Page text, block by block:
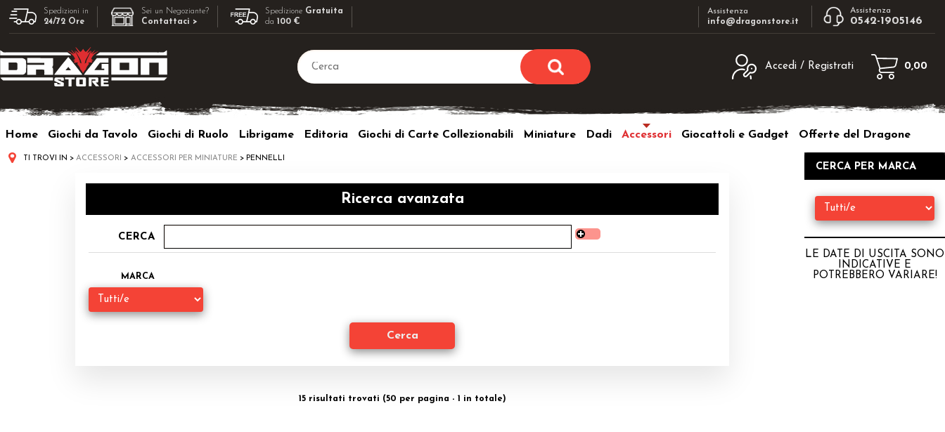
Spedizioni in
24/72 Ore
Sei un Negoziante?
Contattaci >
Spedizione Gratuita
da100 €
Assistenza
info@dragonstore.it
Assistenza
0542-1905146
Accedi / Registrati
Per completare l'ordine inserisci il nome
utente e la password e poi clicca sul
sito clicca sul pulsante "Registrati"
0,00
Home Giochi da Tavolo Giochi di Ruolo Librigame Editoria Giochi di Carte Collezionabili Miniature Dadi Accessori Giocattoli e Gadget Offerte del Dragone
TI TROVI IN ACCESSORI ACCESSORI PER MINIATURE PENNELLI
Ricerca avanzata
CERCA
MARCA
15 risultati trovati (50 per pagina - 1 in totale)
CERCA PER MARCA
LE DATE DI USCITA SONO
INDICATIVE E
POTREBBERO VARIARE!